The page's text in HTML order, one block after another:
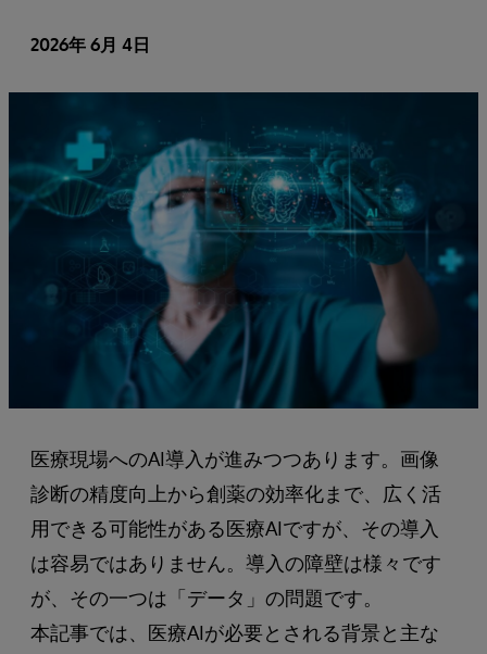
2026年 6月 4日
医療現場へのAI導入が進みつつあります。画像
診断の精度向上から創薬の効率化まで、広く活
用できる可能性がある医療AIですが、その導入
は容易ではありません。導入の障壁は様々です
が、その一つは「データ」の問題です。
本記事では、医療AIが必要とされる背景と主な